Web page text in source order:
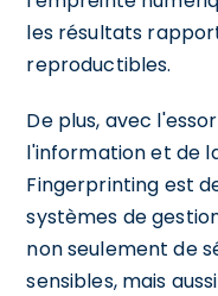
les résultats
reproductibles.
De plus, avec
l'information et de
Fingerprinting est
systèmes de
non seulement de
sensibles, mais